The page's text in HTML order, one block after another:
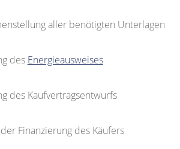
aller benötigten Unterlagen
des Energieausweises
des Kaufvertragsentwurfs
Finanzierung des Käufers